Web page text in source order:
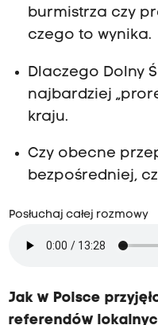
burmistrza czy
czego to wynika.
Dlaczego Dolny
najbardziej
kraju.
Czy obecne
bezpośredniej,
Posłuchaj całej rozmowy
Jak w Polsce
referendów